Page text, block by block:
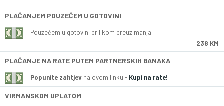
PLAĆANJEM POUZEĆEM U GOTOVINI
Pouzećem u gotovini prilikom preuzimanja
238 KM
PLAĆANJE NA RATE PUTEM PARTNERSKIH BANAKA
Popunite zahtjev na ovom linku - Kupi na rate!
VIRMANSKOM UPLATOM